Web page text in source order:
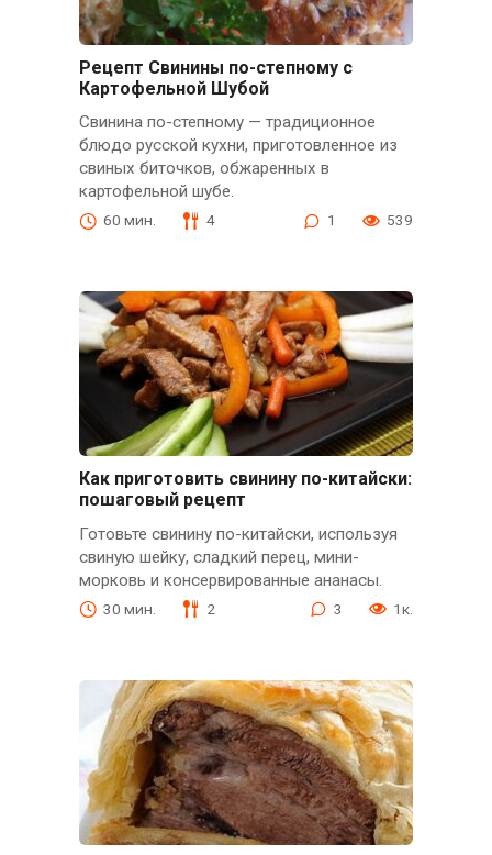
Рецепт Свинины по-степному с
Картофельной Шубой
Свинина по-степному — традиционное
блюдо русской кухни, приготовленное из
свиных биточков, обжаренных в
картофельной шубе.
60 мин. 4 1 539
Как приготовить свинину по-китайски:
пошаговый рецепт
Готовьте свинину по-китайски, используя
свиную шейку, сладкий перец, мини-
морковь и консервированные ананасы.
30 мин. 2 3 1к.